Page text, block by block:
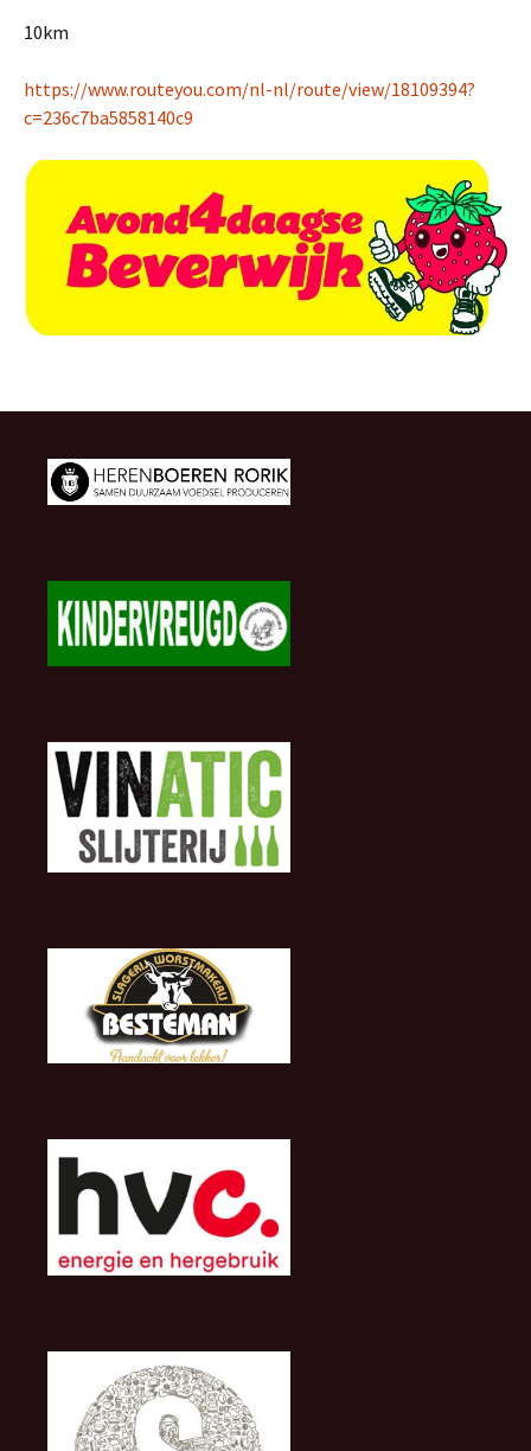
10km
https://www.routeyou.com/nl-nl/route/view/18109394?
c=236c7ba5858140c9